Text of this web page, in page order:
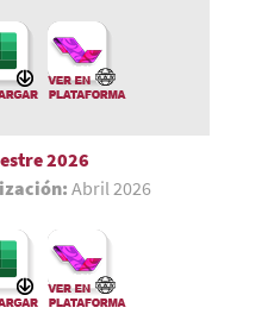
2026
Abril 2026